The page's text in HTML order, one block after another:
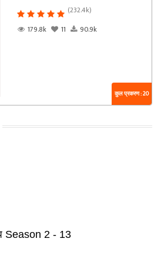
(232.4k)
179.8k
11 90.9k
कुल प्रकरण : 20
Season 2 - 13